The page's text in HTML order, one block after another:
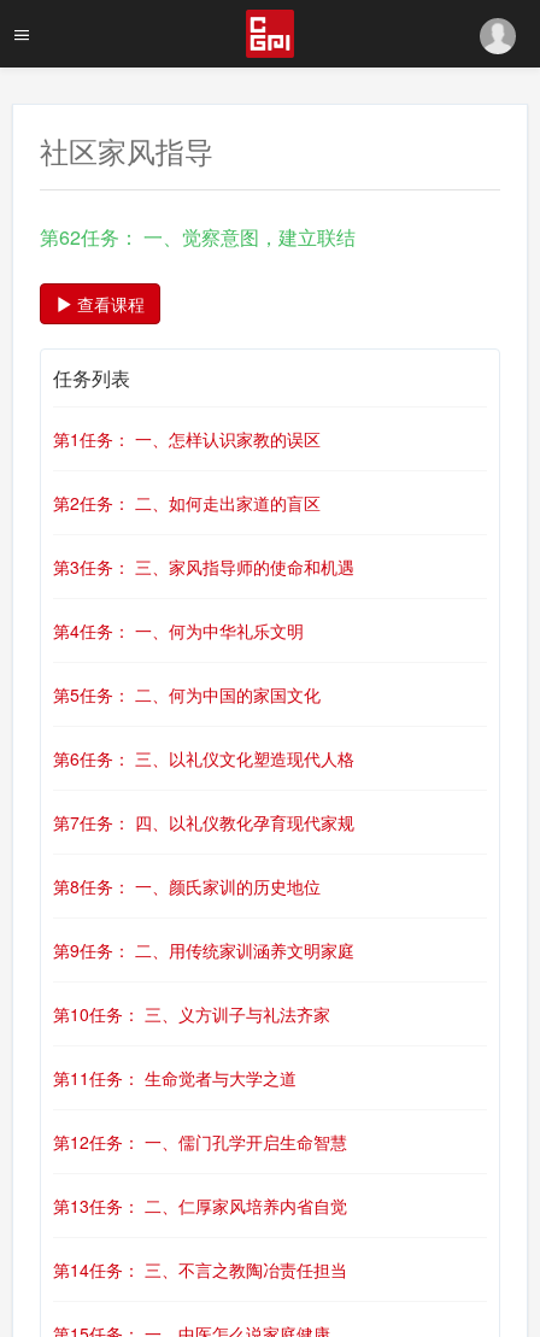
社区家风指导
第62任务： 一、觉察意图，建立联结
查看课程
任务列表
第1任务： 一、怎样认识家教的误区
第2任务： 二、如何走出家道的盲区
第3任务： 三、家风指导师的使命和机遇
第4任务： 一、何为中华礼乐文明
第5任务： 二、何为中国的家国文化
第6任务： 三、以礼仪文化塑造现代人格
第7任务： 四、以礼仪教化孕育现代家规
第8任务： 一、颜氏家训的历史地位
第9任务： 二、用传统家训涵养文明家庭
第10任务： 三、义方训子与礼法齐家
第11任务： 生命觉者与大学之道
第12任务： 一、儒门孔学开启生命智慧
第13任务： 二、仁厚家风培养内省自觉
第14任务： 三、不言之教陶冶责任担当